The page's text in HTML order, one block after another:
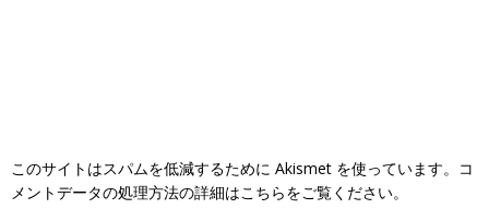
このサイトはスパムを低減するために Akismet を使っています。
コ
メントデータの処理方法の詳細はこちらをご覧ください。